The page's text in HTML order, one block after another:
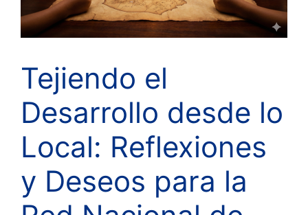
Tejiendo el
Desarrollo desde lo
Local: Reflexiones
y Deseos para la